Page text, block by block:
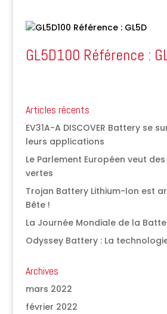
GL5D100 Référence :
Articles récents
EV31A-A DISCOVER Battery se
leurs applications
Le Parlement Européen veut
vertes
Trojan Battery Lithium-Ion est
Bête !
La Journée Mondiale de la
Odyssey Battery : La
Archives
mars 2022
février 2022